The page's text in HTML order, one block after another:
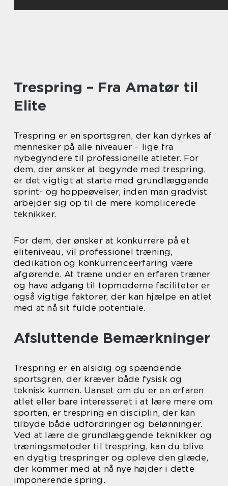
Trespring – Fra Amatør til
Elite
Trespring er en sportsgren, der kan dyrkes af
mennesker på alle niveauer – lige fra
nybegyndere til professionelle atleter. For
dem, der ønsker at begynde med trespring,
er det vigtigt at starte med grundlæggende
sprint- og hoppeøvelser, inden man gradvist
arbejder sig op til de mere komplicerede
teknikker.
For dem, der ønsker at konkurrere på et
eliteniveau, vil professionel træning,
dedikation og konkurrenceerfaring være
afgørende. At træne under en erfaren træner
og have adgang til topmoderne faciliteter er
også vigtige faktorer, der kan hjælpe en atlet
med at nå sit fulde potentiale.
Afsluttende Bemærkninger
Trespring er en alsidig og spændende
sportsgren, der kræver både fysisk og
teknisk kunnen. Uanset om du er en erfaren
atlet eller bare interesseret i at lære mere om
sporten, er trespring en disciplin, der kan
tilbyde både udfordringer og belønninger.
Ved at lære de grundlæggende teknikker og
træningsmetoder til trespring, kan du blive
en dygtig trespringer og opleve den glæde,
der kommer med at nå nye højder i dette
imponerende spring.